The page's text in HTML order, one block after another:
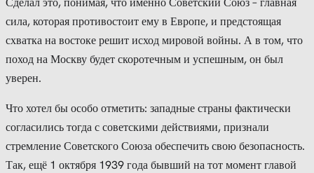
сила, которая противостоит ему в Европе, и предстоящая
схватка на востоке решит исход мировой войны. А в том, что
поход на Москву будет скоротечным и успешным, он был
уверен.
Что хотел бы особо отметить: западные страны фактически
согласились тогда с советскими действиями, признали
стремление Советского Союза обеспечить свою безопасность.
Так, ещё 1 октября 1939 года бывший на тот момент главой